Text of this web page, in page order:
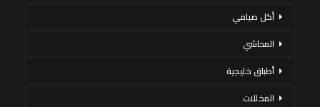
أكل صيامي
المحاشي
أطباق خليجية
المخللات